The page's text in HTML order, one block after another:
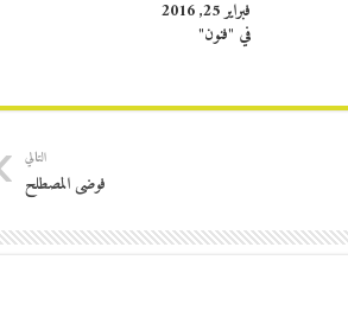
فبراير 25, 2016
في "فنون"
التالي
فوضى المصطلح